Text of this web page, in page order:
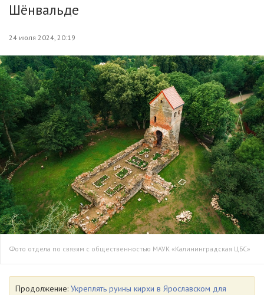
Шёнвальде
24 июля 2024, 20:19
Фото отдела по связям с общественностью МАУК «Калининградская ЦБС»
Продолжение: Укреплять руины кирхи в Ярославском для